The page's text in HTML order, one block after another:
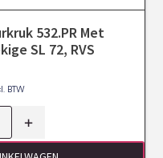
532.PR Met
SL 72, RVS
BTW
+